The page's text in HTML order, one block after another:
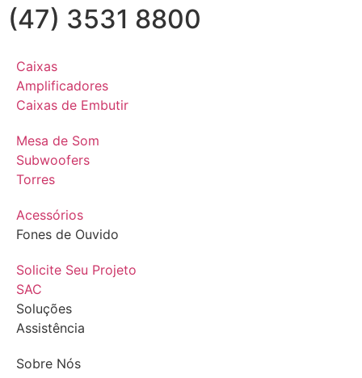
(47) 3531 8800
Caixas
Amplificadores
Caixas de Embutir
Mesa de Som
Subwoofers
Torres
Acessórios
Fones de Ouvido
Solicite Seu Projeto
SAC
Soluções
Assistência
Sobre Nós